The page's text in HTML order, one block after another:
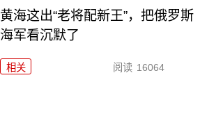
黄海这出“老将配新王”，把俄罗斯
海军看沉默了
相关 阅读 16064